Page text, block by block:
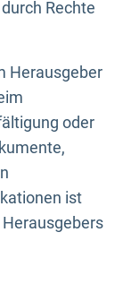
Rechte
Herausgeber
oder
ist